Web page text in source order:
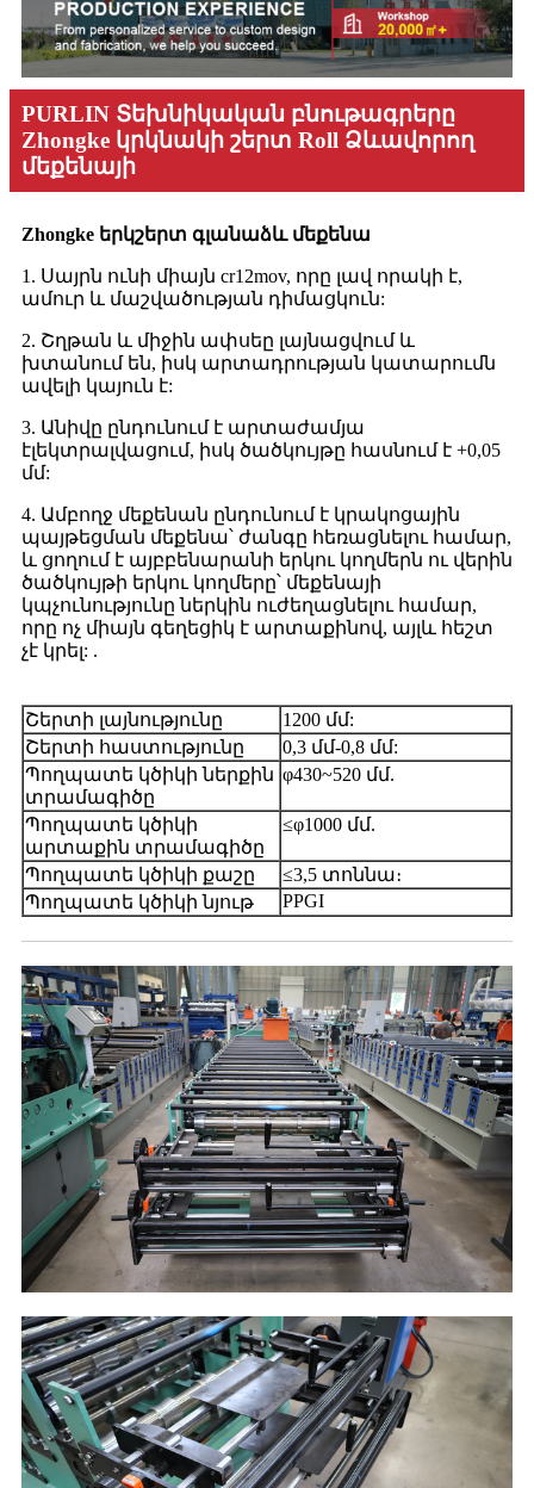
PURLIN Տեխնիկական բնութագրերը
Zhongke կրկնակի շերտ Roll Ձևավորող
մեքենայի
Zhongke երկշերտ գլանաձև մեքենա
1. Սայրն ունի միայն cr12mov, որը լավ որակի է,
ամուր և մաշվածության դիմացկուն:
2. Շղթան և միջին ափսեը լայնացվում և
խտանում են, իսկ արտադրության կատարումն
ավելի կայուն է:
3. Անիվը ընդունում է արտաժամյա
էլեկտրալվացում, իսկ ծածկույթը հասնում է +0,05
մմ:
4. Ամբողջ մեքենան ընդունում է կրակոցային
պայթեցման մեքենա՝ ժանգը հեռացնելու համար,
և ցողում է այբբենարանի երկու կողմերն ու վերին
ծածկույթի երկու կողմերը՝ մեքենայի
կպչունությունը ներկին ուժեղացնելու համար,
որը ոչ միայն գեղեցիկ է արտաքինով, այլև հեշտ
չէ կրել: .
Շերտի լայնությունը
1200 մմ:
Շերտի հաստությունը
0,3 մմ-0,8 մմ:
Պողպատե կծիկի ներքին
տրամագիծը
φ430~520 մմ.
Պողպատե կծիկի
արտաքին տրամագիծը
≤φ1000 մմ.
Պողպատե կծիկի քաշը
≤3,5 տոննա։
Պողպատե կծիկի նյութ
PPGI